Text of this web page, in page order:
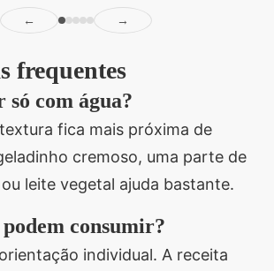
← →
frequentes
só com água?
fica mais próxima de
cremoso, uma parte de
leite vegetal ajuda bastante.
consumir?
individual. A receita